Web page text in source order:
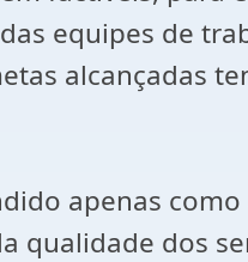
equipes de
alcançadas
apenas
qualidade dos